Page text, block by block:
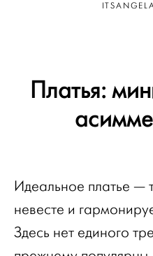
Платья:
Идеальное платье —
невесте и
Здесь нет единого